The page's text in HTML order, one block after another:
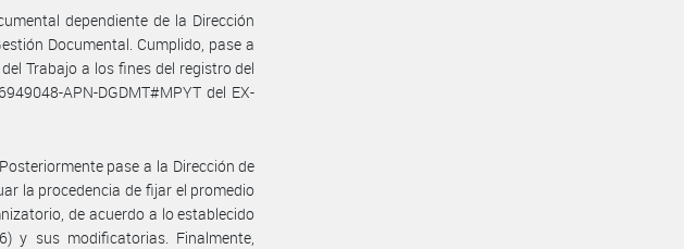
dependiente de la Dirección
Documental. Cumplido, pase a
Trabajo a los fines del registro del
APN-DGDMT#MPYT del EX-
pase a la Dirección de
la procedencia de fijar el promedio
de acuerdo a lo establecido
y sus modificatorias. Finalmente,